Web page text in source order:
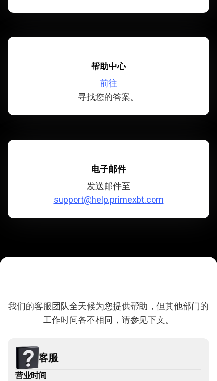
帮助中心
前往
寻找您的答案。
电子邮件
发送邮件至
support@help.primexbt.com
系
方
联系方式
我们的客服团队全天候为您提供帮助，但其他部门的
工作时间各不相同，请参见下文。
客服
营业时间